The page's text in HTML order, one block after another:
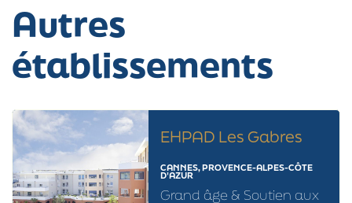
Autres
établissements
EHPAD Les Gabres
CANNES, PROVENCE-ALPES-CÔTE
D'AZUR
Grand âge & Soutien aux